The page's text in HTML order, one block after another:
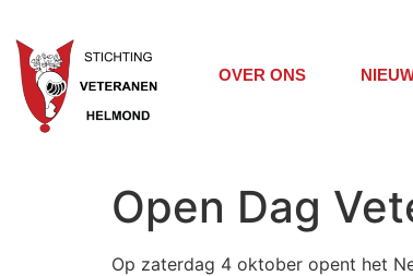
OVER ONS
Open Dag
Op zaterdag 4 oktober opent het